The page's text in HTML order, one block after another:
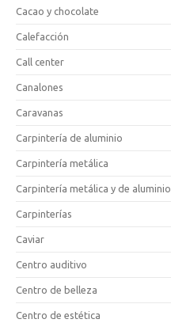
Cacao y chocolate
Calefacción
Call center
Canalones
Caravanas
Carpintería de aluminio
Carpintería metálica
Carpintería metálica y de aluminio
Carpinterías
Caviar
Centro auditivo
Centro de belleza
Centro de estética